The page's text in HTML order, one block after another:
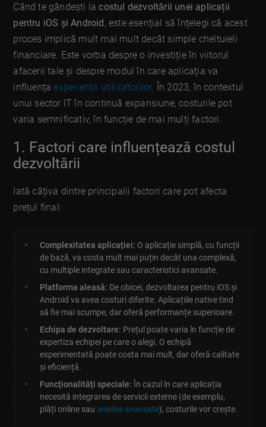
Când te gândești lacostul dezvoltării unei aplicații
pentru iOS și Android, este esențial să înțelegi că acest
proces implică mult mai mult decât simple cheltuieli
financiare. Este vorba despre o investiție în viitorul
afacerii tale și despre modul în care aplicația va
influențaexperiența utilizatorilor. În 2023, în contextul
unui sector IT în continuă expansiune, costurile pot
varia semnificativ, în funcție de mai mulți factori.
1. Factori care influențează costul
dezvoltării
Iată câțiva dintre principalii factori care pot afecta
prețul final:
Complexitatea aplicației: O aplicație simplă, cu funcții
de bază, va costa mult mai puțin decât una complexă,
cu multiple integrate sau caracteristici avansate.
Platforma aleasă: De obicei, dezvoltarea pentru iOS și
Android va avea costuri diferite. Aplicațiile native tind
să fie mai scumpe, dar oferă performanțe superioare.
Echipa de dezvoltare: Prețul poate varia în funcție de
expertiza echipei pe care o alegi. O echipă
experimentată poate costa mai mult, dar oferă calitate
și eficiență.
Funcționalități speciale: În cazul în care aplicația
necesită integrarea de servicii externe (de exemplu,
plăți online sau analize avansate), costurile vor crește.